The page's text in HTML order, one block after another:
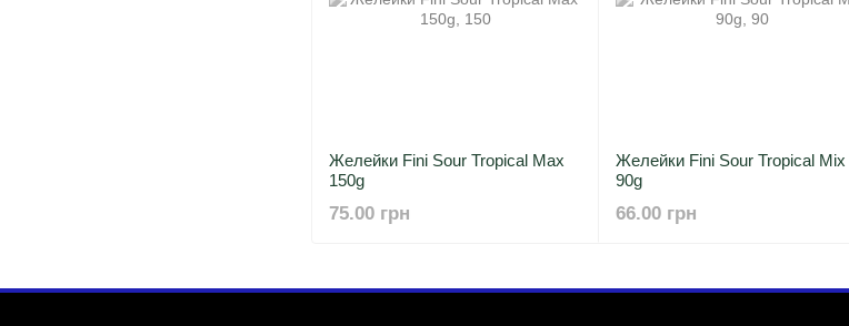
Желейки Fini Sour Tropical Max
150g
75.00 грн
Желейки Fini Sour Tropical Mix
90g
66.00 грн